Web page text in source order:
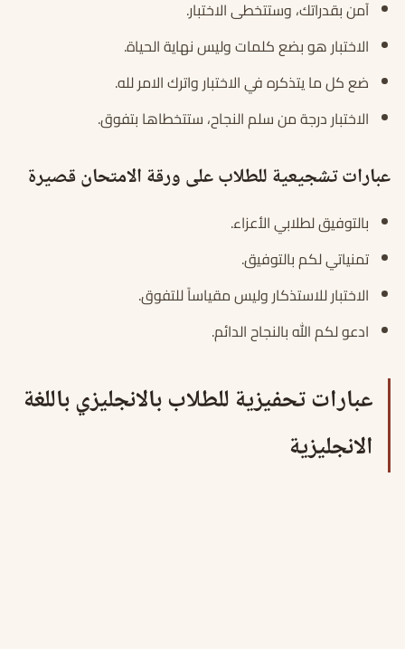
آمن بقدراتك، وستتخطى الاختبار.
الاختبار هو بضع كلمات وليس نهاية الحياة.
ضع كل ما يتذكره في الاختبار واترك الامر لله.
الاختبار درجة من سلم النجاح، ستتخطاها بتفوق.
عبارات تشجيعية للطلاب على ورقة الامتحان قصيرة
بالتوفيق لطلابي الأعزاء.
تمنياتي لكم بالتوفيق.
الاختبار للاستذكار وليس مقياساً للتفوق.
ادعو لكم الله بالنجاح الدائم.
عبارات تحفيزية للطلاب بالانجليزي باللغة
الانجليزية